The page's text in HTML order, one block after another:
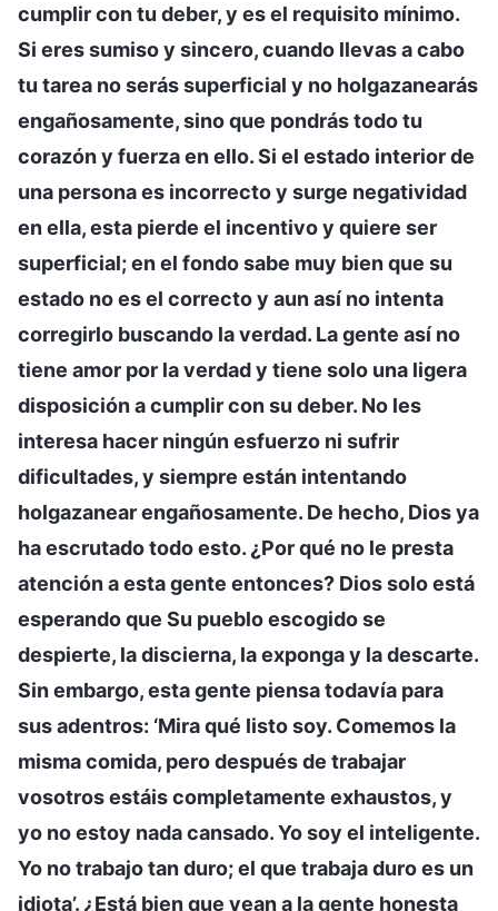
cumplir con tu deber, y es el requisito mínimo.
Si eres sumiso y sincero, cuando llevas a cabo
tu tarea no serás superficial y no holgazanearás
engañosamente, sino que pondrás todo tu
corazón y fuerza en ello. Si el estado interior de
una persona es incorrecto y surge negatividad
en ella, esta pierde el incentivo y quiere ser
superficial; en el fondo sabe muy bien que su
estado no es el correcto y aun así no intenta
corregirlo buscando la verdad. La gente así no
tiene amor por la verdad y tiene solo una ligera
disposición a cumplir con su deber. No les
interesa hacer ningún esfuerzo ni sufrir
dificultades, y siempre están intentando
holgazanear engañosamente. De hecho, Dios ya
ha escrutado todo esto. ¿Por qué no le presta
atención a esta gente entonces? Dios solo está
esperando que Su pueblo escogido se
despierte, la discierna, la exponga y la descarte.
Sin embargo, esta gente piensa todavía para
sus adentros: ‘Mira qué listo soy. Comemos la
misma comida, pero después de trabajar
vosotros estáis completamente exhaustos, y
yo no estoy nada cansado. Yo soy el inteligente.
Yo no trabajo tan duro; el que trabaja duro es un
idiota’. ¿Está bien que vean a la gente honesta